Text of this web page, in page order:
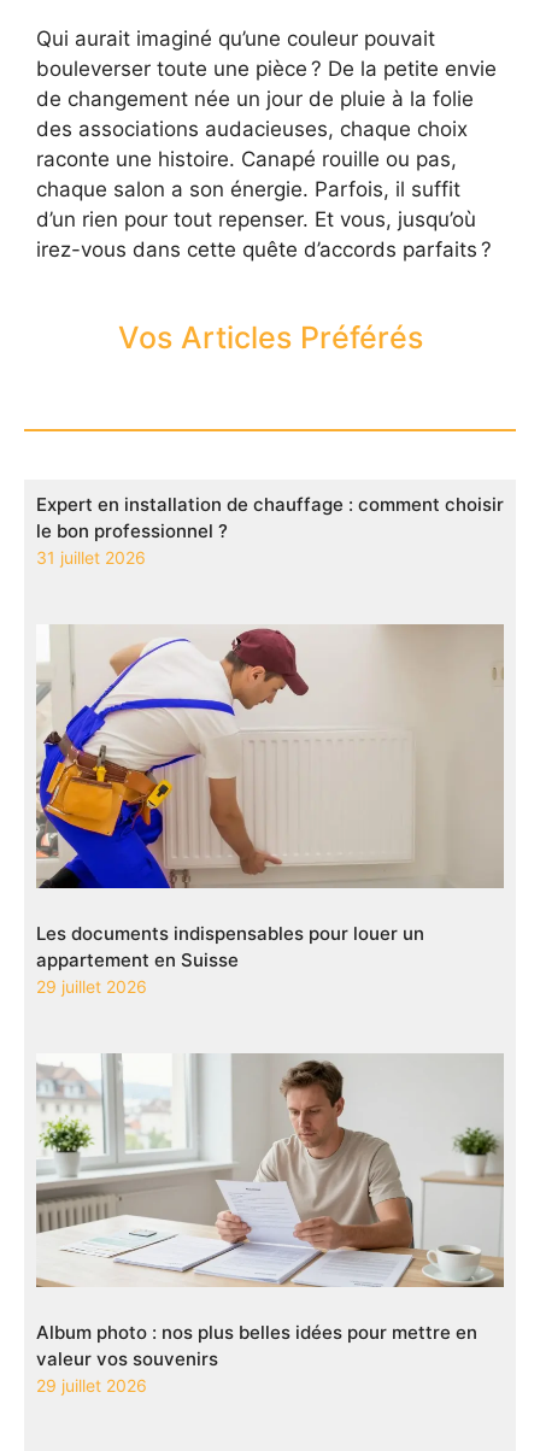
Qui aurait imaginé qu’une couleur pouvait
bouleverser toute une pièce ? De la petite envie
de changement née un jour de pluie à la folie
des associations audacieuses, chaque choix
raconte une histoire. Canapé rouille ou pas,
chaque salon a son énergie. Parfois, il suffit
d’un rien pour tout repenser. Et vous, jusqu’où
irez-vous dans cette quête d’accords parfaits ?
Vos Articles Préférés
Expert en installation de chauffage : comment choisir
le bon professionnel ?
31 juillet 2026
Les documents indispensables pour louer un
appartement en Suisse
29 juillet 2026
Album photo : nos plus belles idées pour mettre en
valeur vos souvenirs
29 juillet 2026